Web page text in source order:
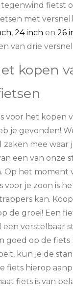
fietst
met
, 24 inch en 26
van drie
kopen
voor het kopen
je gevonden!
zaken mee
een van onze
Op het moment
voor je zoon is
kan.
de groei! Een
een verstelbaar
goed op de
kun je de
fiets hierop
fiets is van